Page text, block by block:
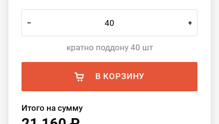
– +
кратно поддону 40 шт
В КОРЗИНУ
Итого на сумму